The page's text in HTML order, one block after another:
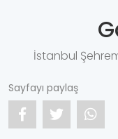
İstanbul
Sayfayı paylaş